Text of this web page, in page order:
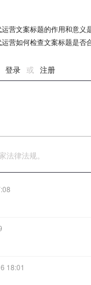
营文案标题的作用和意义
营如何检查文案标题是否
登录 或 注册
法律法规。
18:01